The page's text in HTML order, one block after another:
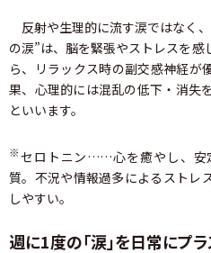
反射や生理的に流す涙ではなく
の涙”は、脳を緊張やストレスを
ら、リラックス時の副交感神経が
果、心理的には混乱の低下・消失
といいます。
※セロトニン……心を癒やし、安
質。不況や情報過多によるストレ
しやすい。
週に1度の「涙」を日常にプ